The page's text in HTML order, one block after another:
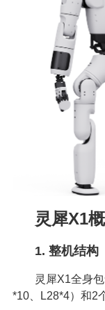
灵犀X1
1. 整机结构
灵犀X1全身
*10、L28*4）和2